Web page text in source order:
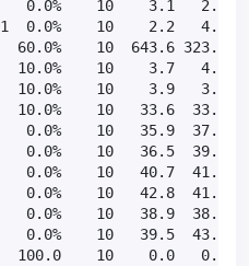
0.0%    10    3.1   2.4
0.0%    10    2.2   4.4
60.0%    10  643.6 323.6
10.0%    10    3.7   4.2
10.0%    10    3.9   3.8
10.0%    10   33.6  33.8
0.0%    10   35.9  37.1
0.0%    10   36.5  39.5
0.0%    10   40.7  41.4
0.0%    10   42.8  41.8
0.0%    10   38.9  38.8
0.0%    10   39.5  43.3
10    0.0   0.0